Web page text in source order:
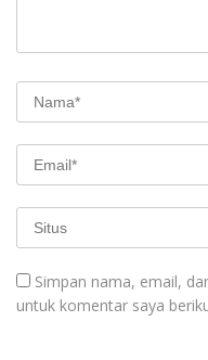
Simpan nama, email,
untuk komentar saya